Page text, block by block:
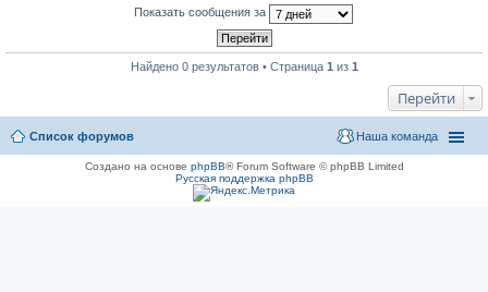
Показать сообщения за
Найдено 0 результатов • Страница 1 из 1
Перейти
Список форумов Наша команда
Создано на основе phpBB® Forum Software © phpBB Limited
Русская поддержка phpBB